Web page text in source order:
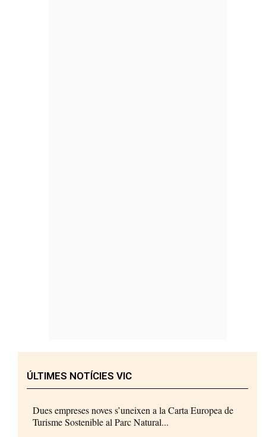
ÚLTIMES NOTÍCIES VIC
Dues empreses noves s’uneixen a la Carta Europea de
Turisme Sostenible al Parc Natural...